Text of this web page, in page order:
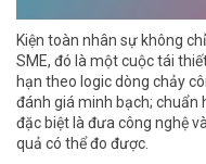
Kiện toàn nhân sự không
SME, đó là một cuộc tái
hạn theo logic dòng chảy
đánh giá minh bạch; chuẩn
đặc biệt là đưa công nghệ
quả có thể đo được.